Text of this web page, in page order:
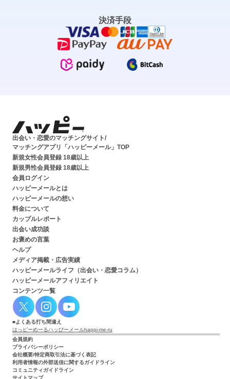
決済手段
出会い・恋愛のマッチングサイト/
マッチングアプリ「ハッピーメール」TOP
新規女性会員登録 18歳以上
新規男性会員登録 18歳以上
会員ログイン
ハッピーメールとは
ハッピーメールの想い
料金について
カップルレポート
出会い成功談
お褒めの言葉
ヘルプ
メディア掲載・広告実績
ハッピーメールライフ（出会い・恋愛コラム）
ハッピーメールアフィリエイト
コンテンツ一覧
よくある打ち間違え
はっピーめーるハッぴーメールhappi-me-ru
会員規約
プライバシーポリシー
会社概要/特定商取引法に基づく表記
利用者情報の外部送信に関するガイドライン
コミュニティガイドライン
サイトマップ